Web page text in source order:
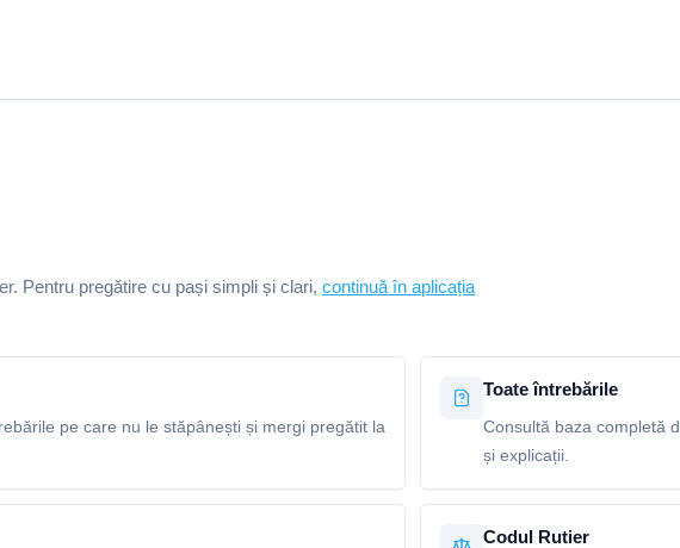
Pentru pregătire cu pași simpli și clari, continuă în aplicația
pe care nu le stăpânești și mergi pregătit la
Toate întrebările
Consultă baza completă
și explicații.
Codul Rutier